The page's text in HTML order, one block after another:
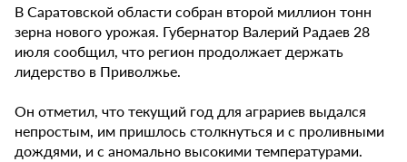
В Саратовской области собран второй миллион тонн
зерна нового урожая. Губернатор Валерий Радаев 28
июля сообщил, что регион продолжает держать
лидерство в Приволжье.
Он отметил, что текущий год для аграриев выдался
непростым, им пришлось столкнуться и с проливными
дождями, и с аномально высокими температурами.